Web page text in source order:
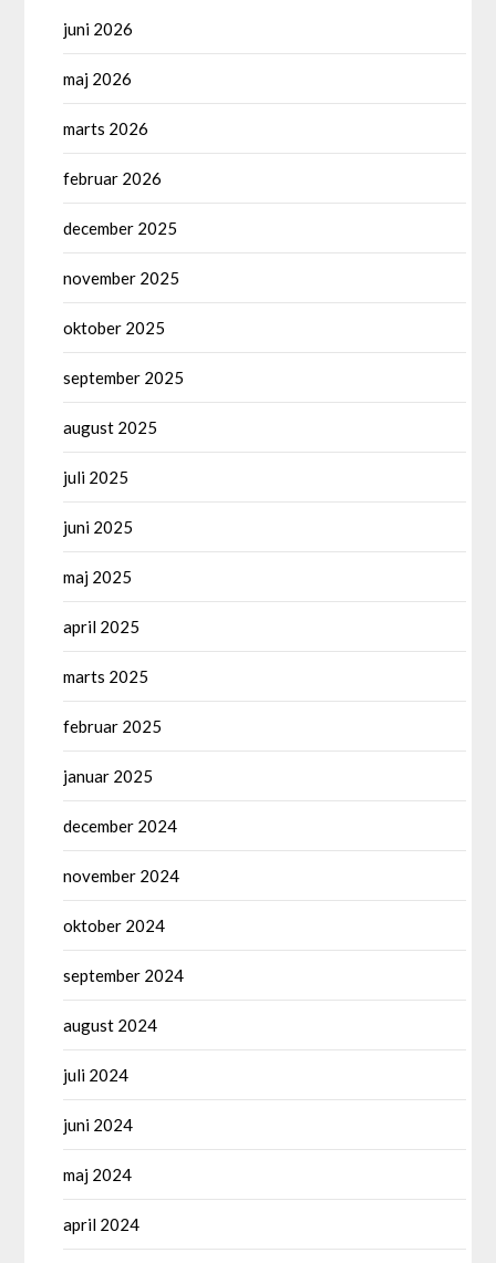
juni 2026
maj 2026
marts 2026
februar 2026
december 2025
november 2025
oktober 2025
september 2025
august 2025
juli 2025
juni 2025
maj 2025
april 2025
marts 2025
februar 2025
januar 2025
december 2024
november 2024
oktober 2024
september 2024
august 2024
juli 2024
juni 2024
maj 2024
april 2024